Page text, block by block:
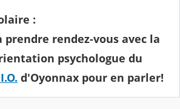
:
prendre rendez-vous avec la
psychologue du
d'Oyonnax pour en parler!